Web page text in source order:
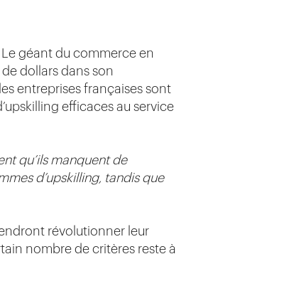
géant du commerce en
dollars dans son
entreprises françaises sont
efficaces au service
qu’ils manquent de
d’upskilling, tandis que
révolutionner leur
nombre de critères reste à